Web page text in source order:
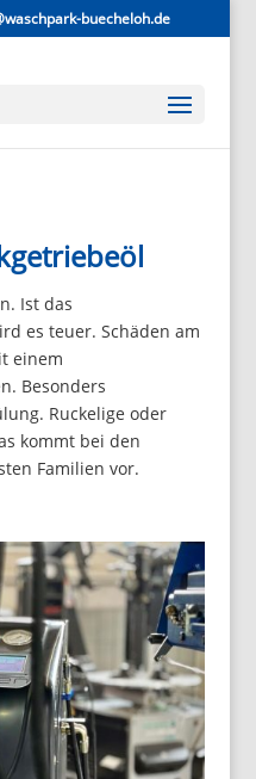
buecheloh.de
Ist das
es teuer. Schäden am
einem
Besonders
Ruckelige oder
kommt bei den
Familien vor.